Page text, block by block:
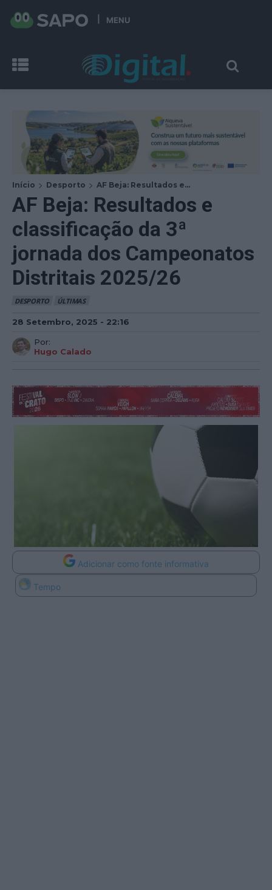
MENU
Início Desporto AF Beja: Resultados e...
AF Beja: Resultados e
classificação da 3ª
jornada dos Campeonatos
Distritais 2025/26
DESPORTO ÚLTIMAS
28 Setembro, 2025 - 22:16
Por:
Hugo Calado
Adicionar como fonte informativa
Tempo